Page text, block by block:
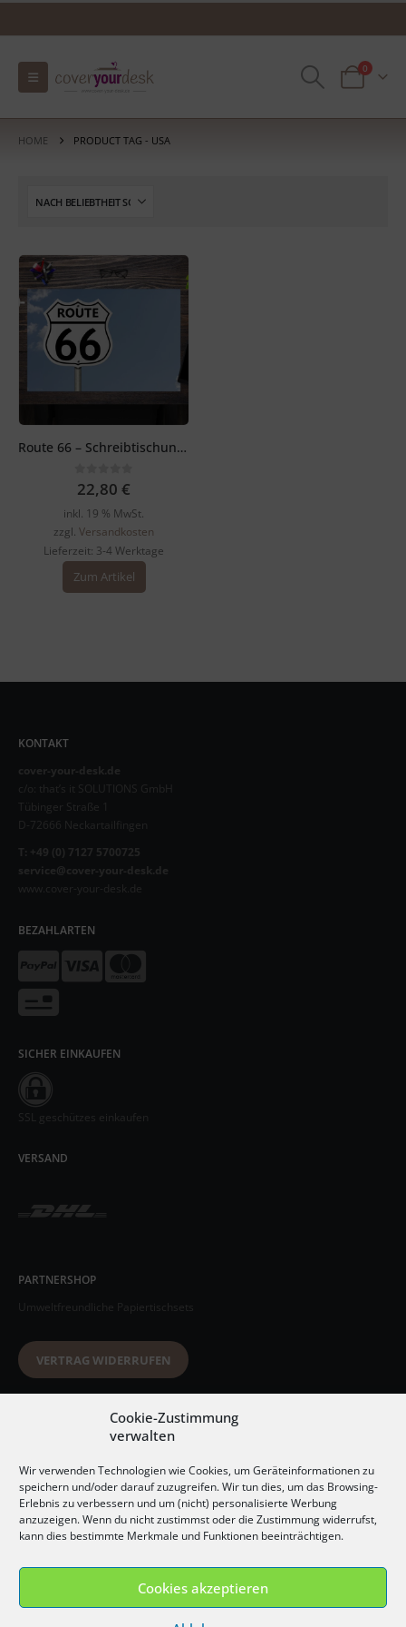
Cookie-Zustimmung
verwalten
Wir verwenden Technologien wie Cookies, um Geräteinformationen zu
speichern und/oder darauf zuzugreifen. Wir tun dies, um das Browsing-
Erlebnis zu verbessern und um (nicht) personalisierte Werbung
anzuzeigen. Wenn du nicht zustimmst oder die Zustimmung widerrufst,
kann dies bestimmte Merkmale und Funktionen beeinträchtigen.
Cookies akzeptieren
0
HOME PRODUCT TAG - USA
Route 66 – Schreibtischunterlage 60 x 40 cm
0out of 5
22,80 €
inkl. 19 % MwSt.
zzgl. Versandkosten
Lieferzeit: 3-4 Werktage
Zum Artikel
KONTAKT
cover-your-desk.de
c/o: that’s it SOLUTIONS GmbH
Tübinger Straße 1
D-72666 Neckartailfingen
T: +49 (0) 7127 5700725
service@cover-your-desk.de
www.cover-your-desk.de
BEZAHLARTEN
SICHER EINKAUFEN
SSL geschützes einkaufen
VERSAND
PARTNERSHOP
Umweltfreundliche Papiertischsets
VERTRAG WIDERRUFEN
Datenschutzerklärung
Impressum
Widerrufsbelehrung
Versandkosten